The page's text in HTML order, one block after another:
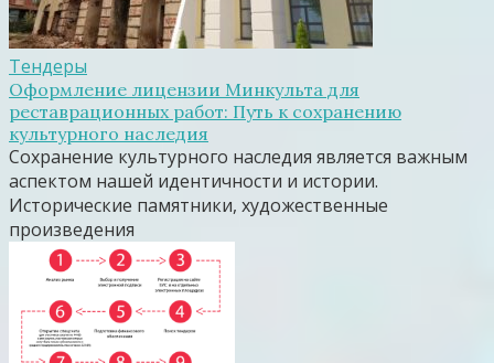
Тендеры
Оформление лицензии Минкульта для
реставрационных работ: Путь к сохранению
культурного наследия
Сохранение культурного наследия является важным
аспектом нашей идентичности и истории.
Исторические памятники, художественные
произведения